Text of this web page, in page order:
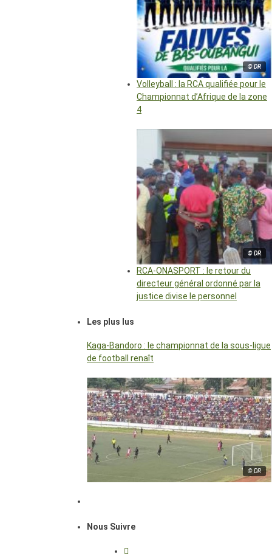
© DR
Volleyball : la RCA qualifiée pour le
Championnat d’Afrique de la zone
4
© DR
RCA-ONASPORT : le retour du
directeur général ordonné par la
justice divise le personnel
Les plus lus
Kaga-Bandoro : le championnat de la sous-ligue
de football renaît
© DR
Nous Suivre